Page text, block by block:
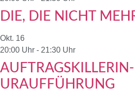
DIE, DIE NICHT
Okt. 16
20:00 Uhr - 21:30 Uhr
AUFTRAGSKILLERIN-
URAUFFÜHRUNG